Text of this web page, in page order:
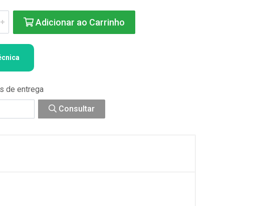
Adicionar ao Carrinho
de entrega
Consultar